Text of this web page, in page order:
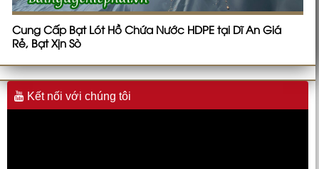
Cung Cấp Bạt Lót Hồ Chứa Nước HDPE tại Dĩ An Giá
Rẻ, Bạt Xịn Sò
Kết nối với chúng tôi